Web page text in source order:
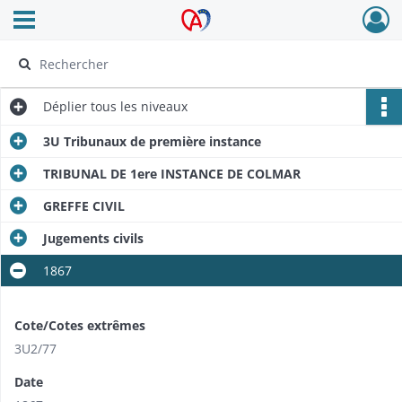
Archives Alsace - Colmar
Ouvrir le menu déroulant
Déplier tous les niveaux
3U Tribunaux de première instance
TRIBUNAL DE 1ere INSTANCE DE COLMAR
GREFFE CIVIL
Jugements civils
1867
Cote/Cotes extrêmes
3U2/77
Date